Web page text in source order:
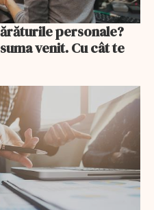
personale?
venit. Cu cât te